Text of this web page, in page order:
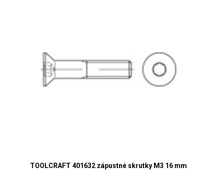
TOOLCRAFT 401632 zápustné skrutky M3 16 mm